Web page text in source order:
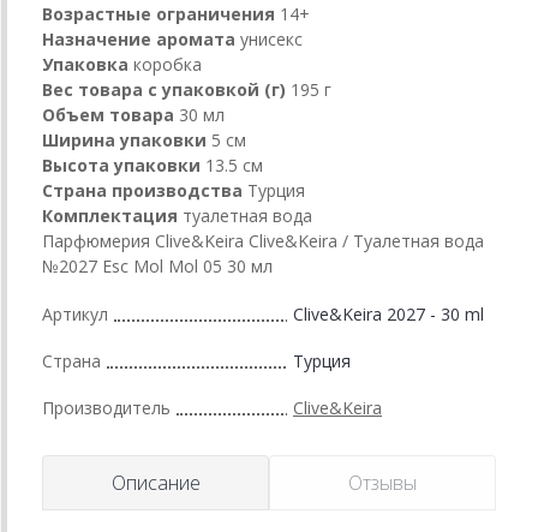
Возрастные ограничения 14+
Назначение аромата унисекс
Упаковка коробка
Вес товара с упаковкой (г) 195 г
Объем товара 30 мл
Ширина упаковки 5 см
Высота упаковки 13.5 см
Страна производства Турция
Комплектация туалетная вода
Парфюмерия Clive&Keira Clive&Keira / Туалетная вода
№2027 Esc Mol Mol 05 30 мл
Артикул Clive&Keira 2027 - 30 ml
Страна Турция
Производитель Clive&Keira
Описание Отзывы